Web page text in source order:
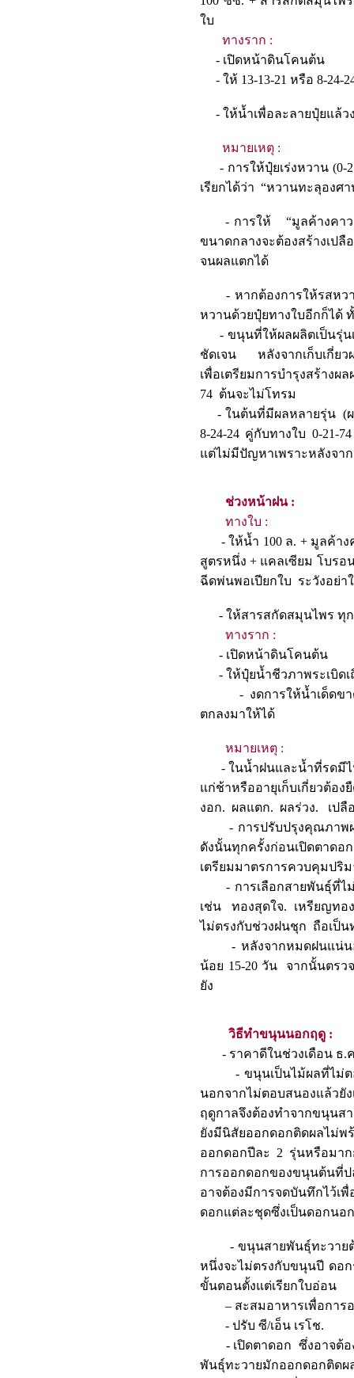
ใบ
ทางราก :
- เปิดหน้าดินโค
- ให้ 13-13-21 หรือ 8-24-
- ให้น้ำเพื่อละลายปุ๋ย
หมายเหตุ :
- การให้ปุ๋ยเร่งหวาน (0-
เรียกได้ว่า “หวานทะลุองศ
- การให้ “มูลค้างคาวส
ขนาดกลางจะต้องสร้างเป
จนผลแตกได้
- หากต้องการให้รสหวา
หวานด้วยปุ๋ยทางใบอีก
- ขนุนที่ให้ผลผลิตเป็นรุ่นเ
ชัดเจน หลังจากเก็บเกี่ยว
เพื่อเตรียมการบำรุงสร้าง
74 ต้นจะไม่โทรม
- ในต้นที่มีผลหลายรุ่น (ผ
8-24-24 คู่กับทางใบ 0-21-
แต่ไม่มีปัญหาเพราะหลังจา
ช่วงหน้าฝน :
ทางใบ :
- ให้น้ำ 100 ล. + มูลค้างค
สูตรหนึ่ง + แคลเซียม โบร
ฉีดพ่นพอเปียกใบ ระวังอย่า
- ให้สารสกัดสมุนไ
ทางราก :
- เปิดหน้าดินโค
- ให้ปุ๋ยน้ำชีวภาพระเบิดเถิ
- งดการให้น้ำเด็ดขาด
ตกลงมาให้ได้
หมายเหตุ :
- ในน้ำฝนและน้ำที่รดมีไ
แก่ช้าหรืออายุเก็บเกี่ยวต้อ
งอก. ผลแตก. ผลร่วง.
- การปรับปรุงคุณภาพผล
ดังนั้นทุกครั้งก่อนเปิดตาด
เตรียมมาตรการควบคุ
- การเลือกสายพันธุ์ที่ไม่มี
เช่น ทองสุดใจ. เหรียญทอ
ไม่ตรงกับช่วงฝนชุก ถื
- หลังจากหมดฝนแน่นอน
น้อย 15-20 วัน จากนั้นตรว
ยัง
วิธีทำขนุนนอกฤดู :
- ราคาดีในช่วงเดือน ธ.ค
- ขนุนเป็นไม้ผลที่ไม่ตอบ
นอกจากไม่ตอบสนองแล้ว
ฤดูกาลจึงต้องทำจากขนุนส
ยังมีนิสัยออกดอกติดผลไ
ออกดอกปีละ 2 รุ่นหรือมา
การออกดอกของขนุนต้นที่ป
อาจต้องมีการจดบันทึกไว้เ
ดอกแต่ละชุดซึ่งเป็นดอกนอ
- ขนุนสายพันธุ์ทะวายต้น
หนึ่งจะไม่ตรงกับขนุนปี ดอ
ขั้นตอนตั้งแต่เรียกใบอ่อน
– สะสมอาหารเพื่อการ
- ปรับ ซี/เอ็น เรโช.
- เปิดตาดอก ซึ่งอาจต้อง
พันธุ์ทะวายมักออกดอกติดผ